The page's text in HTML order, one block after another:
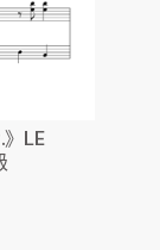
LE